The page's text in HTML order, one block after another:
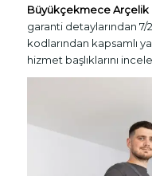
Büyükçekmece Arçelik
garanti detaylarından 7/
kodlarından kapsamlı
hizmet başlıklarını